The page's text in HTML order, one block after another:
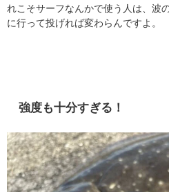
れこそサーフなんかで使う人は、波
に行って投げれば変わらんですよ。
強度も十分すぎる！